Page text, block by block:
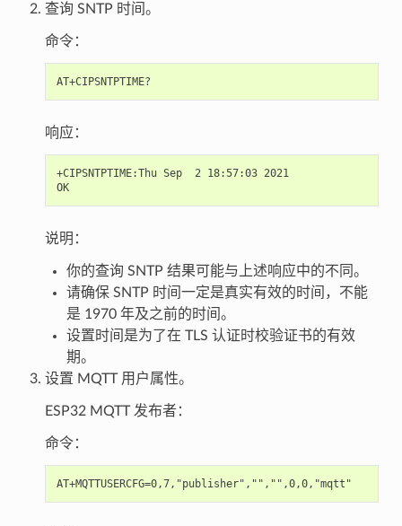
查询 SNTP 时间。
命令：
响应：
+CIPSNTPTIME:Thu Sep  2 18:57:03 2021
OK
说明：
你的查询 SNTP 结果可能与上述响应中的不同。
请确保 SNTP 时间一定是真实有效的时间，不能
是 1970 年及之前的时间。
设置时间是为了在 TLS 认证时校验证书的有效
期。
设置 MQTT 用户属性。
ESP32 MQTT 发布者：
命令：